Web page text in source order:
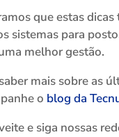
que estas
sistemas para
melhor gestão.
mais sobre as
o blog da
e siga nossas